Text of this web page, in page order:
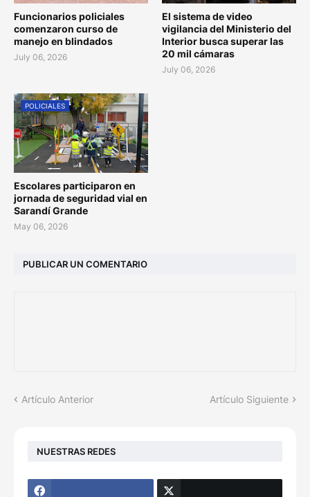
Funcionarios policiales
comenzaron curso de
manejo en blindados
July 06, 2026
El sistema de video
vigilancia del Ministerio del
Interior busca superar las
20 mil cámaras
July 06, 2026
POLICIALES
Escolares participaron en
jornada de seguridad vial en
Sarandí Grande
May 06, 2026
PUBLICAR UN COMENTARIO
Artículo Anterior Artículo Siguiente
NUESTRAS REDES